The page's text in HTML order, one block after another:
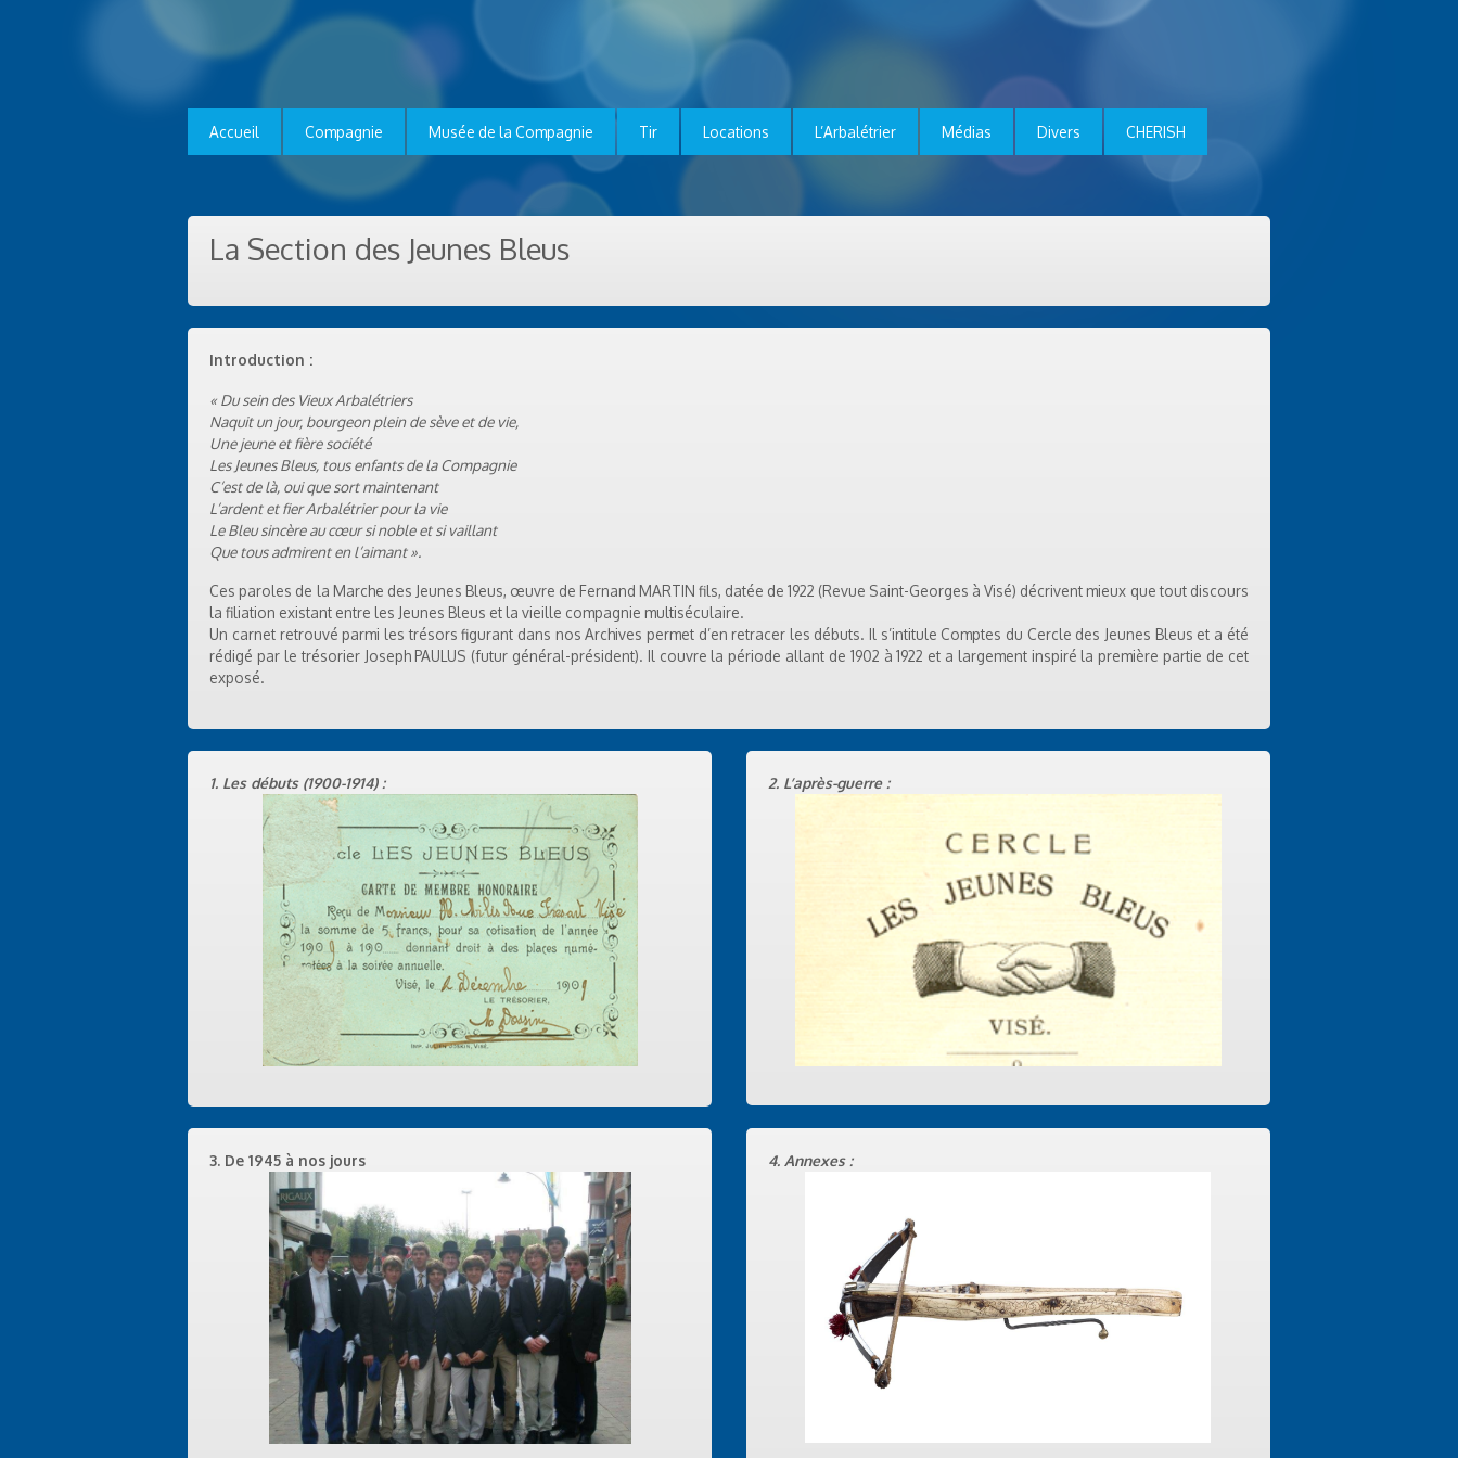
Accueil Compagnie Musée de la Compagnie Tir Locations L’Arbalétrier Médias Divers CHERISH
La Section des Jeunes Bleus
Introduction :
« Du sein des Vieux Arbalétriers
Naquit un jour, bourgeon plein de sève et de vie,
Une jeune et fière société
Les Jeunes Bleus, tous enfants de la Compagnie
C’est de là, oui que sort maintenant
L’ardent et fier Arbalétrier pour la vie
Le Bleu sincère au cœur si noble et si vaillant
Que tous admirent en l’aimant ».
Ces paroles de la Marche des Jeunes Bleus, œuvre de Fernand MARTIN fils, datée de 1922 (Revue Saint-Georges à Visé) décrivent mieux que tout discours
la filiation existant entre les Jeunes Bleus et la vieille compagnie multiséculaire.
Un carnet retrouvé parmi les trésors figurant dans nos Archives permet d’en retracer les débuts. Il s’intitule Comptes du Cercle des Jeunes Bleus et a été
rédigé par le trésorier Joseph PAULUS (futur général-président). Il couvre la période allant de 1902 à 1922 et a largement inspiré la première partie de cet
exposé.
1. Les débuts (1900-1914) : 2. L’après-guerre :
3. De 1945 à nos jours 4. Annexes :